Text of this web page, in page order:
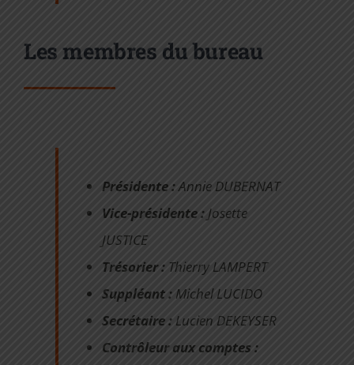
Les membres du bureau
Présidente :Annie DUBERNAT
Vice-présidente :Josette
JUSTICE
Trésorier :Thierry LAMPERT
Suppléant :Michel LUCIDO
Secrétaire : Lucien DEKEYSER
Contrôleur aux comptes :